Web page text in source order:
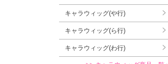
キャラウィッグ(や行)
キャラウィッグ(ら行)
キャラウィッグ(わ行)